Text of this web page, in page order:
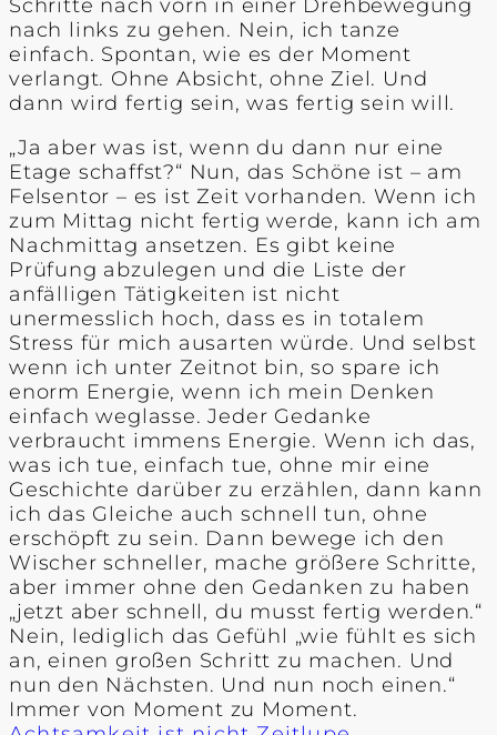
Schritte nach vorn in einer Drehbewegung
nach links zu gehen. Nein, ich tanze
einfach. Spontan, wie es der Moment
verlangt. Ohne Absicht, ohne Ziel. Und
dann wird fertig sein, was fertig sein will.
„Ja aber was ist, wenn du dann nur eine
Etage schaffst?“ Nun, das Schöne ist – am
Felsentor – es ist Zeit vorhanden. Wenn ich
zum Mittag nicht fertig werde, kann ich am
Nachmittag ansetzen. Es gibt keine
Prüfung abzulegen und die Liste der
anfälligen Tätigkeiten ist nicht
unermesslich hoch, dass es in totalem
Stress für mich ausarten würde. Und selbst
wenn ich unter Zeitnot bin, so spare ich
enorm Energie, wenn ich mein Denken
einfach weglasse. Jeder Gedanke
verbraucht immens Energie. Wenn ich das,
was ich tue, einfach tue, ohne mir eine
Geschichte darüber zu erzählen, dann kann
ich das Gleiche auch schnell tun, ohne
erschöpft zu sein. Dann bewege ich den
Wischer schneller, mache größere Schritte,
aber immer ohne den Gedanken zu haben
„jetzt aber schnell, du musst fertig werden.“
Nein, lediglich das Gefühl „wie fühlt es sich
an, einen großen Schritt zu machen. Und
nun den Nächsten. Und nun noch einen.“
Immer von Moment zu Moment.